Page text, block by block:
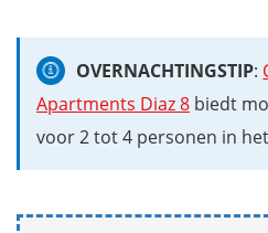
OVERNACHTINGSTIP:
Apartments Diaz 8 biedt
voor 2 tot 4 personen in